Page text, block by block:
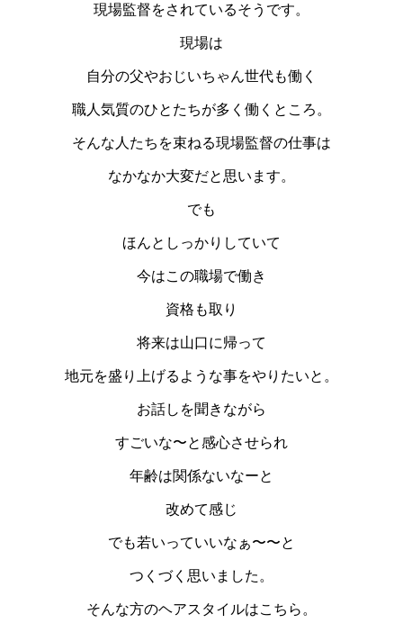
現場監督をされているそうです。
現場は
自分の父やおじいちゃん世代も働く
職人気質のひとたちが多く働くところ。
そんな人たちを束ねる現場監督の仕事は
なかなか大変だと思います。
でも
ほんとしっかりしていて
今はこの職場で働き
資格も取り
将来は山口に帰って
地元を盛り上げるような事をやりたいと。
お話しを聞きながら
すごいな〜と感心させられ
年齢は関係ないなーと
改めて感じ
でも若いっていいなぁ〜〜と
つくづく思いました。
そんな方のヘアスタイルはこちら。